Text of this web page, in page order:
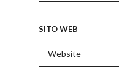
SITO WEB